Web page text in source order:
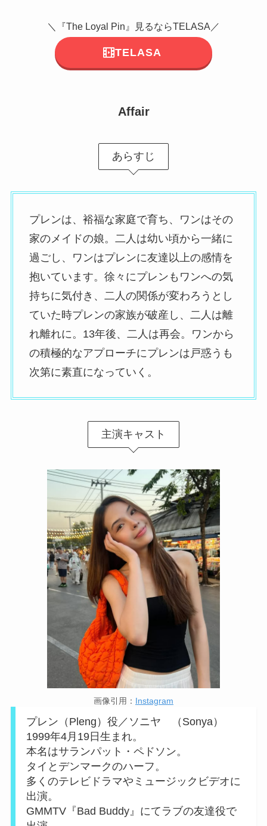
＼『The Loyal Pin』見るならTELASA／
TELASA
Affair
あらすじ
プレンは、裕福な家庭で育ち、ワンはその
家のメイドの娘。二人は幼い頃から一緒に
過ごし、ワンはプレンに友達以上の感情を
抱いています。徐々にプレンもワンへの気
持ちに気付き、二人の関係が変わろうとし
ていた時プレンの家族が破産し、二人は離
れ離れに。13年後、二人は再会。ワンから
の積極的なアプローチにプレンは戸惑うも
次第に素直になっていく。
主演キャスト
画像引用： Instagram
プレン（Pleng）役／ソニヤ （Sonya）
1999年4月19日生まれ。
本名はサランパット・ペドソン。
タイとデンマークのハーフ。
多くのテレビドラマやミュージックビデオに
出演。
GMMTV『Bad Buddy』にてラブの友達役で